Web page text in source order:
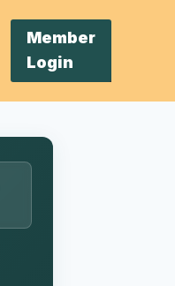
Member
Login